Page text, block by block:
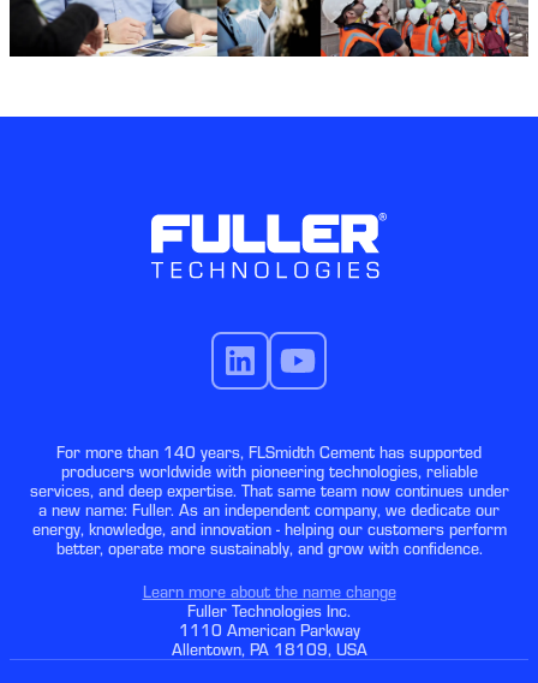
For more than 140 years, FLSmidth Cement has supported
producers worldwide with pioneering technologies, reliable
services, and deep expertise. That same team now continues under
a new name: Fuller. As an independent company, we dedicate our
energy, knowledge, and innovation - helping our customers perform
better, operate more sustainably, and grow with confidence.
Learn more about the name change
Fuller Technologies Inc.
1110 American Parkway
Allentown, PA 18109, USA